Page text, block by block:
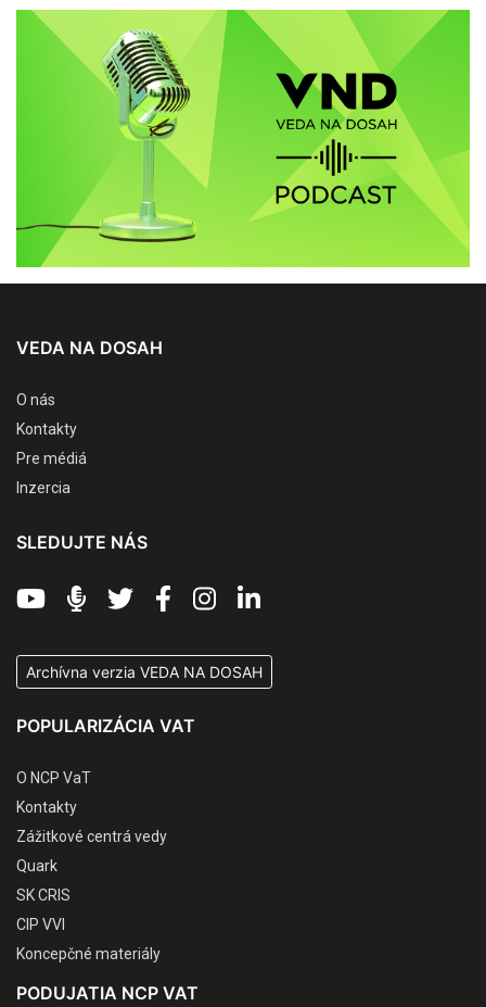
VEDA NA DOSAH
O nás
Kontakty
Pre médiá
Inzercia
SLEDUJTE NÁS
Archívna verzia VEDA NA DOSAH
POPULARIZÁCIA VAT
O NCP VaT
Kontakty
Zážitkové centrá vedy
Quark
SK CRIS
CIP VVI
Koncepčné materiály
PODUJATIA NCP VAT